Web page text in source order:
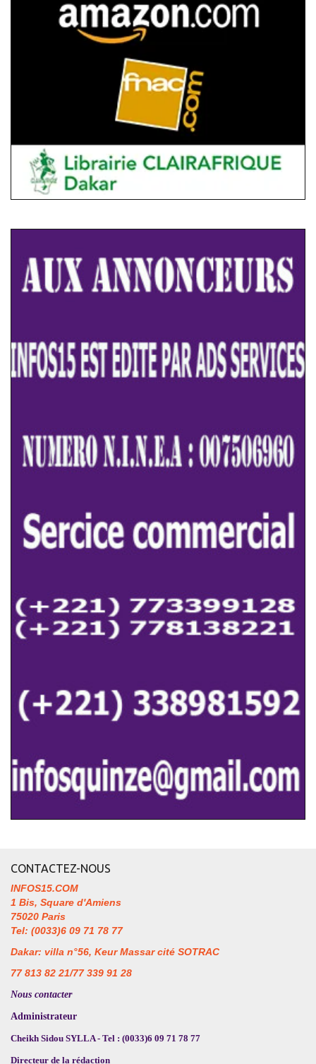
CONTACTEZ-NOUS
INFOS15.COM
1 Bis, Square d'Amiens
75020 Paris
Tel: (0033)6 09 71 78 77
Dakar: villa n°56, Keur Massar cité SOTRAC
77 813 82 21/77 339 91 28
Nous contacter
Administrateur
Cheikh Sidou SYLLA - Tel : (0033)6 09 71 78 77
Directeur de la rédaction